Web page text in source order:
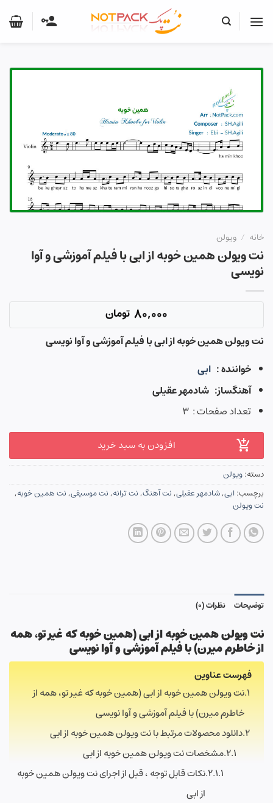
خانه / ویولن
نت ویولن همین خوبه از ابی با فیلم آموزشی و آوا
نویسی
80,000 تومان
نت ویولن همین خوبه از ابی با فیلم آموزشی و آوا نویسی
خواننده : ابی
آهنگساز: شادمهر عقیلی
تعداد صفحات : ۳
افزودن به سبد خرید
دسته:ویولن
برچسب: ابی,شادمهر عقیلی,نت آهنگ,نت ترانه,نت موسیقی,نت همین خوبه,
نت ویولن
توضیحات نظرات (0)
نت ویولن همین خوبه از ابی (همین خوبه که غیر تو،همه
از خاطرم میرن)با فیلم آموزشی و آوا نویسی
فهرست عناوین
نت ویولن همین خوبه از ابی (همین خوبه که غیر تو، همه از
خاطرم میرن) با فیلم آموزشی و آوا نویسی
دانلود محصولات مرتبط با نت ویولن همین خوبه از ابی
مشخصات نت ویولن همین خوبه از ابی
نکات قابل توجه ، قبل از اجرای نت ویولن همین خوبه
از ابی